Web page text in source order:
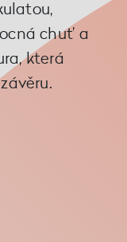
chuť a
která